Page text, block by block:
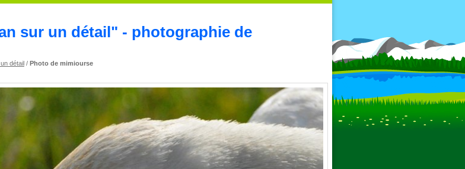
sur un détail" - photographie de
détail/ Photo de mimiourse